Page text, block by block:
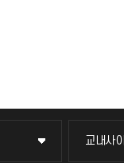
교내사
교내사